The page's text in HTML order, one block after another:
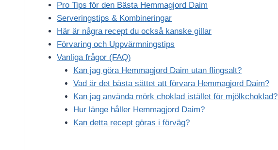
Pro Tips för den Bästa Hemmagjord Daim
Serveringstips & Kombineringar
Här är några recept du också kanske gillar
Förvaring och Uppvärmningstips
Vanliga frågor (FAQ)
Kan jag göra Hemmagjord Daim utan flingsalt?
Vad är det bästa sättet att förvara Hemmagjord Daim?
Kan jag använda mörk choklad istället för mjölkchoklad?
Hur länge håller Hemmagjord Daim?
Kan detta recept göras i förväg?